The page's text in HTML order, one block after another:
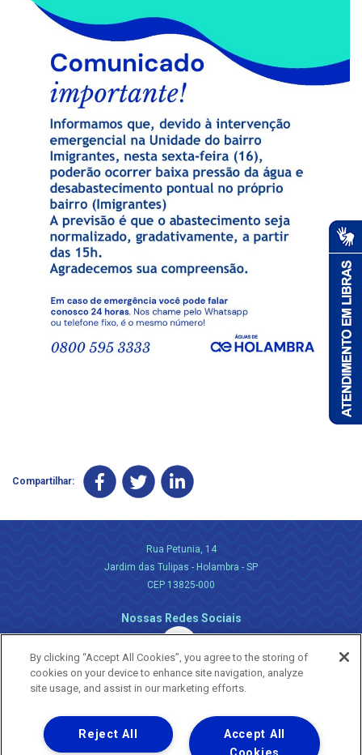
Compartilhar:
Rua Petunia, 14
Jardim das Tulipas - Holambra - SP
CEP 13825-000
Nossas Redes Sociais
Uma empresa
Copyright ® 2026 - Todos os Direitos Reservados.
By clicking “Accept All Cookies”, you agree to the storing of
cookies on your device to enhance site navigation, analyze
site usage, and assist in our marketing efforts.
Accept All
Reject All